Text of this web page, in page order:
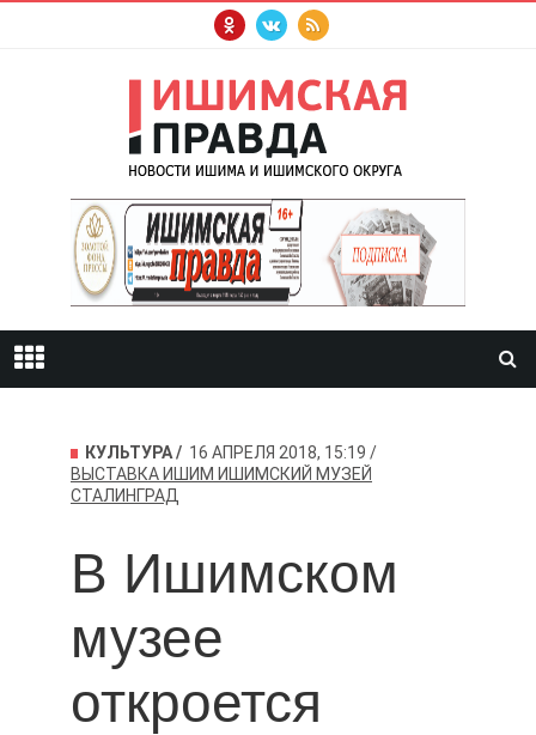
КУЛЬТУРА
16 АПРЕЛЯ 2018, 15:19
ВЫСТАВКА ИШИМ ИШИМСКИЙ МУЗЕЙ
СТАЛИНГРАД
В Ишимском
музее
откроется